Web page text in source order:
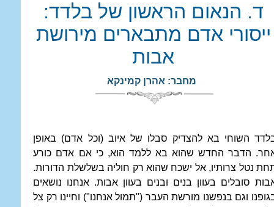
ד. הנאום הראשון של בלדד:
ייסורי אדם מתבארים מירושת
אבות
מחבר: אהרן קמינקא
השוחי בא להצדיק סבלו של איוב (וכל אדם) באופן
הדבר החדש שהוא בא ללמד הוא, כי אם אדם כורע
נטל צרותיו, אל ישכח שהוא רק חוליה בשלשלת הדורות.
סובלים בעוון בנים ובנים בעוון אבות. אנחנו נושאים
וגם בנפשנו מורשת העבר ("תמול אנחנו") וחיינו רק צל